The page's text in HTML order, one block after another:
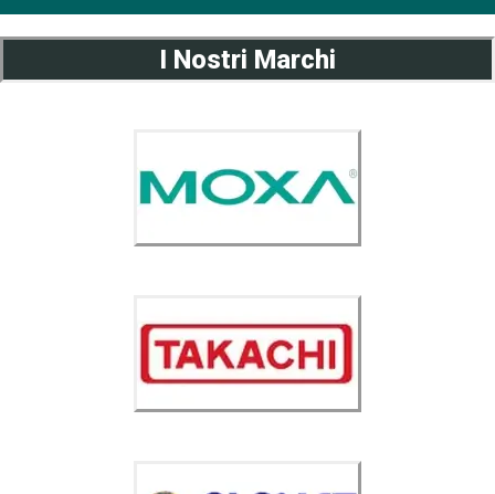
I Nostri Marchi